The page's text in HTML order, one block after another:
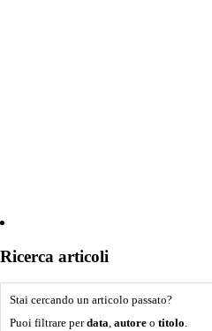
Ricerca articoli
Stai cercando un articolo passato?
Puoi filtrare perdata, autore o titolo.